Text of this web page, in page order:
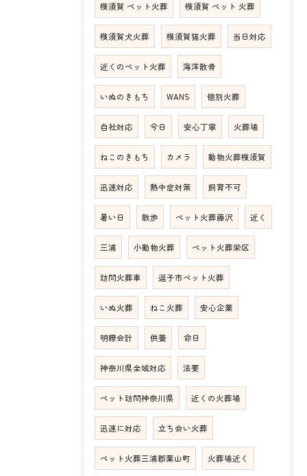
横須賀 ペット火葬 横須賀 ペット 火葬
横須賀犬火葬 横須賀猫火葬 当日対応
近くのペット火葬 海洋散骨
いぬのきもち WANS 個別火葬
自社対応 今日 安心丁寧 火葬場
ねこのきもち カメラ 動物火葬横須賀
迅速対応 熱中症対策 飼育不可
暑い日 散歩 ペット火葬藤沢 近く
三浦 小動物火葬 ペット火葬栄区
訪問火葬車 逗子市ペット火葬
いぬ火葬 ねこ火葬 安心企業
明瞭会計 供養 命日
神奈川県全域対応 法要
ペット訪問神奈川県 近くの火葬場
迅速に対応 立ち会い火葬
ペット火葬三浦郡葉山町 火葬場近く